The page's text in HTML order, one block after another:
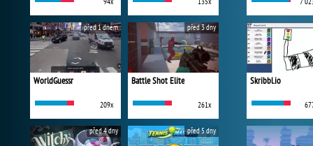
WorldGuessr
209x
před 1 dnem
Battle Shot Elite
261x
před 3 dny
před 4 dny před 5 dny
Skribbl.io